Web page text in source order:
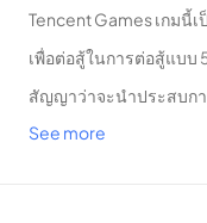
Tencent Games เกมนี้
เพื่อต่อสู้ในการต่อสู้แบบ
สัญญาว่าจะนำประสบก
Favorite
See more